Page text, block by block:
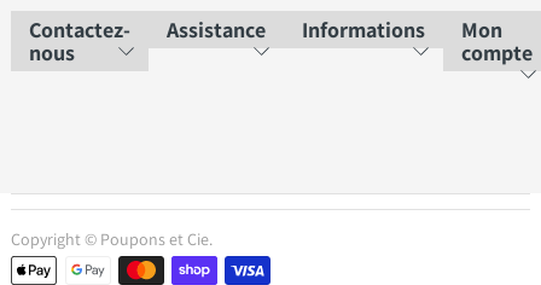
Contactez-
nous
Assistance Informations
Mon
compte
Copyright © Poupons et Cie.
Moyens de paiement